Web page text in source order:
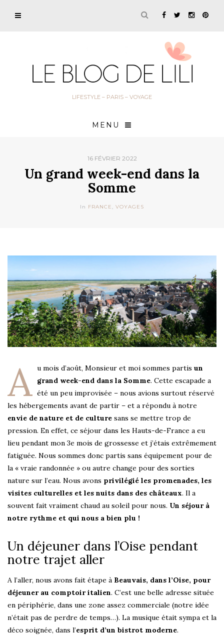
LIFESTYLE – PARIS – VOYAGE
MENU
16 FÉVRIER 2022
Un grand week-end dans la
Somme
In FRANCE, VOYAGES
A u mois d’août, Monsieur et moi sommes partis un
grand week-end dans la Somme. Cette escapade a
été un peu improvisée – nous avions surtout réservé
les hébergements avant de partir – et a répondu à notre
envie de nature et de culture sans se mettre trop de
pression. En effet, ce séjour dans les Hauts-de-France a eu
lieu pendant mon 3e mois de grossesse et j’étais extrêmement
fatiguée. Nous sommes donc partis sans équipement pour de
la « vraie randonnée » ou autre change pour des sorties
nature sur l’eau. Nous avons privilégié les promenades, les
visites culturelles et les nuits dans des châteaux. Il a
souvent fait vraiment chaud au soleil pour nous. Un séjour à
notre rythme et qui nous a bien plu !
Un déjeuner dans l’Oise pendant
notre trajet aller
A l’aller, nous avons fait étape à Beauvais, dans l’Oise, pour
déjeuner au comptoir italien. C’est une belle adresse située
en périphérie, dans une zone assez commerciale (notre idée
n’était pas de perdre de temps…). La musique était sympa et la
déco soignée, dans l’esprit d’un bistrot moderne.